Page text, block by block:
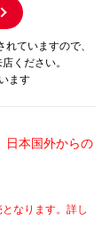
ていますので、
ください。
ます
日本国外からの
なります。詳し